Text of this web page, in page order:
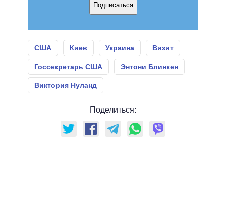
Подписаться
США Киев Украина Визит
Госсекретарь США Энтони Блинкен
Виктория Нуланд
Поделиться: